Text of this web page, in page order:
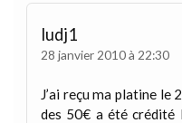
ludj1
28 janvier 2010 à 22:30
J’ai reçu ma platine
des 50€ a été crédité